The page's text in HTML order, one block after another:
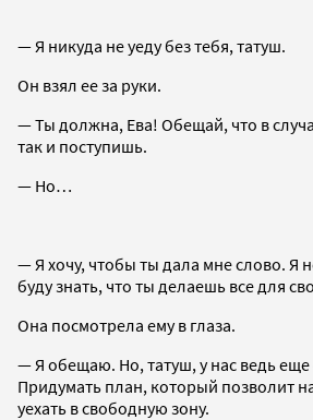
— Я никуда не уеду без тебя, татуш.
Он взял ее за руки.
— Ты должна, Ева! Обещай, что в
так и поступишь.
— Но…
— Я хочу, чтобы ты дала мне слово. Я
буду знать, что ты делаешь все для
Она посмотрела ему в глаза.
— Я обещаю. Но, татуш, у нас ведь еще
Придумать план, который позволит
уехать в свободную зону.